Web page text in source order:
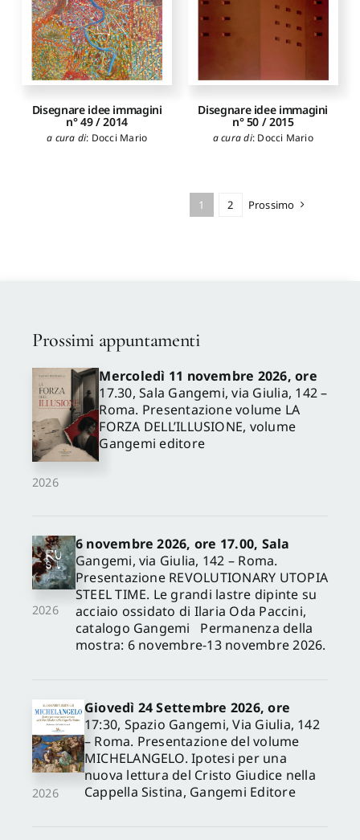
Disegnare idee immagini
n° 49 / 2014
a cura di: Docci Mario
Disegnare idee immagini
n° 50 / 2015
a cura di: Docci Mario
1 2 Prossimo
Prossimi appuntamenti
2026
Mercoledì 11 novembre 2026, ore
17.30, Sala Gangemi, via Giulia, 142 –
Roma. Presentazione volume LA
FORZA DELL’ILLUSIONE, volume
Gangemi editore
2026
6 novembre 2026, ore 17.00, Sala
Gangemi, via Giulia, 142 – Roma.
Presentazione REVOLUTIONARY UTOPIA
STEEL TIME. Le grandi lastre dipinte su
acciaio ossidato di Ilaria Oda Paccini,
catalogo Gangemi Permanenza della
mostra: 6 novembre-13 novembre 2026.
2026
Giovedì 24 Settembre 2026, ore
17:30, Spazio Gangemi, Via Giulia, 142
– Roma. Presentazione del volume
MICHELANGELO. Ipotesi per una
nuova lettura del Cristo Giudice nella
Cappella Sistina, Gangemi Editore